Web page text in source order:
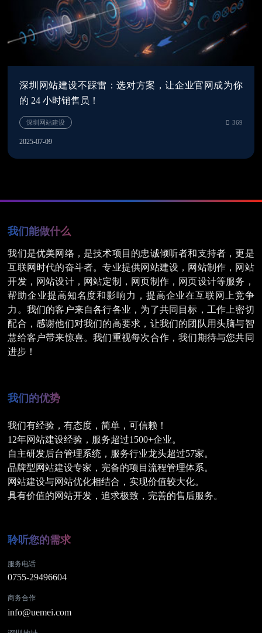
深圳企业网站建设
深圳网站建设不踩雷：选对方案，让企业官网成为你
的 24 小时销售员！
2025-07-09
我们能做什么
我们是优美网络，是技术项目的忠诚倾听者和支持者，更是
互联网时代的奋斗者。专业提供网站建设，网站制作，网站
开发，网站设计，网站定制，网页制作，网页设计等服务，
帮助企业提高知名度和影响力，提高企业在互联网上竞争
力。我们的客户来自各行各业，为了共同目标，工作上密切
配合，感谢他们对我们的高要求，让我们的团队用头脑与智
慧给客户带来惊喜。我们重视每次合作，我们期待与您共同
进步！
我们的优势
我们有经验，有态度，简单，可信赖！
12年网站建设经验，服务超过1500+企业。
自主研发后台管理系统，服务行业龙头超过57家。
品牌型网站建设专家，完备的项目流程管理体系。
网站建设与网站优化相结合，实现价值较大化。
具有价值的网站开发，追求极致，完善的售后服务。
聆听您的需求
服务电话
0755-29496604
商务合作
info@uemei.com